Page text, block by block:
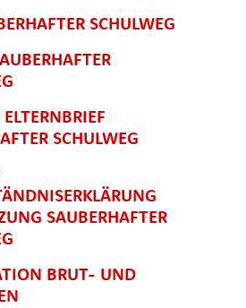
SCHULWEG
SCHULWEG
SAUBERHAFTER
BRUT- UND